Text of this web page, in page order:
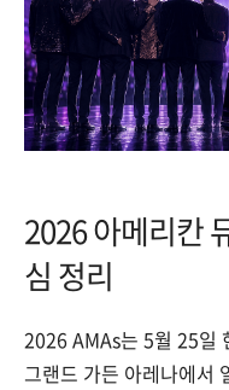
2026 아메리칸
심 정리
2026 AMAs는 5월 25일
그랜드 가든 아레나에서